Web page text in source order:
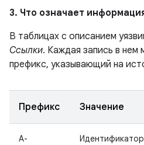
3. Что означает
В таблицах с описанием
Ссылки. Каждая запись в
префикс, указывающий на
Префикс Значение
A-